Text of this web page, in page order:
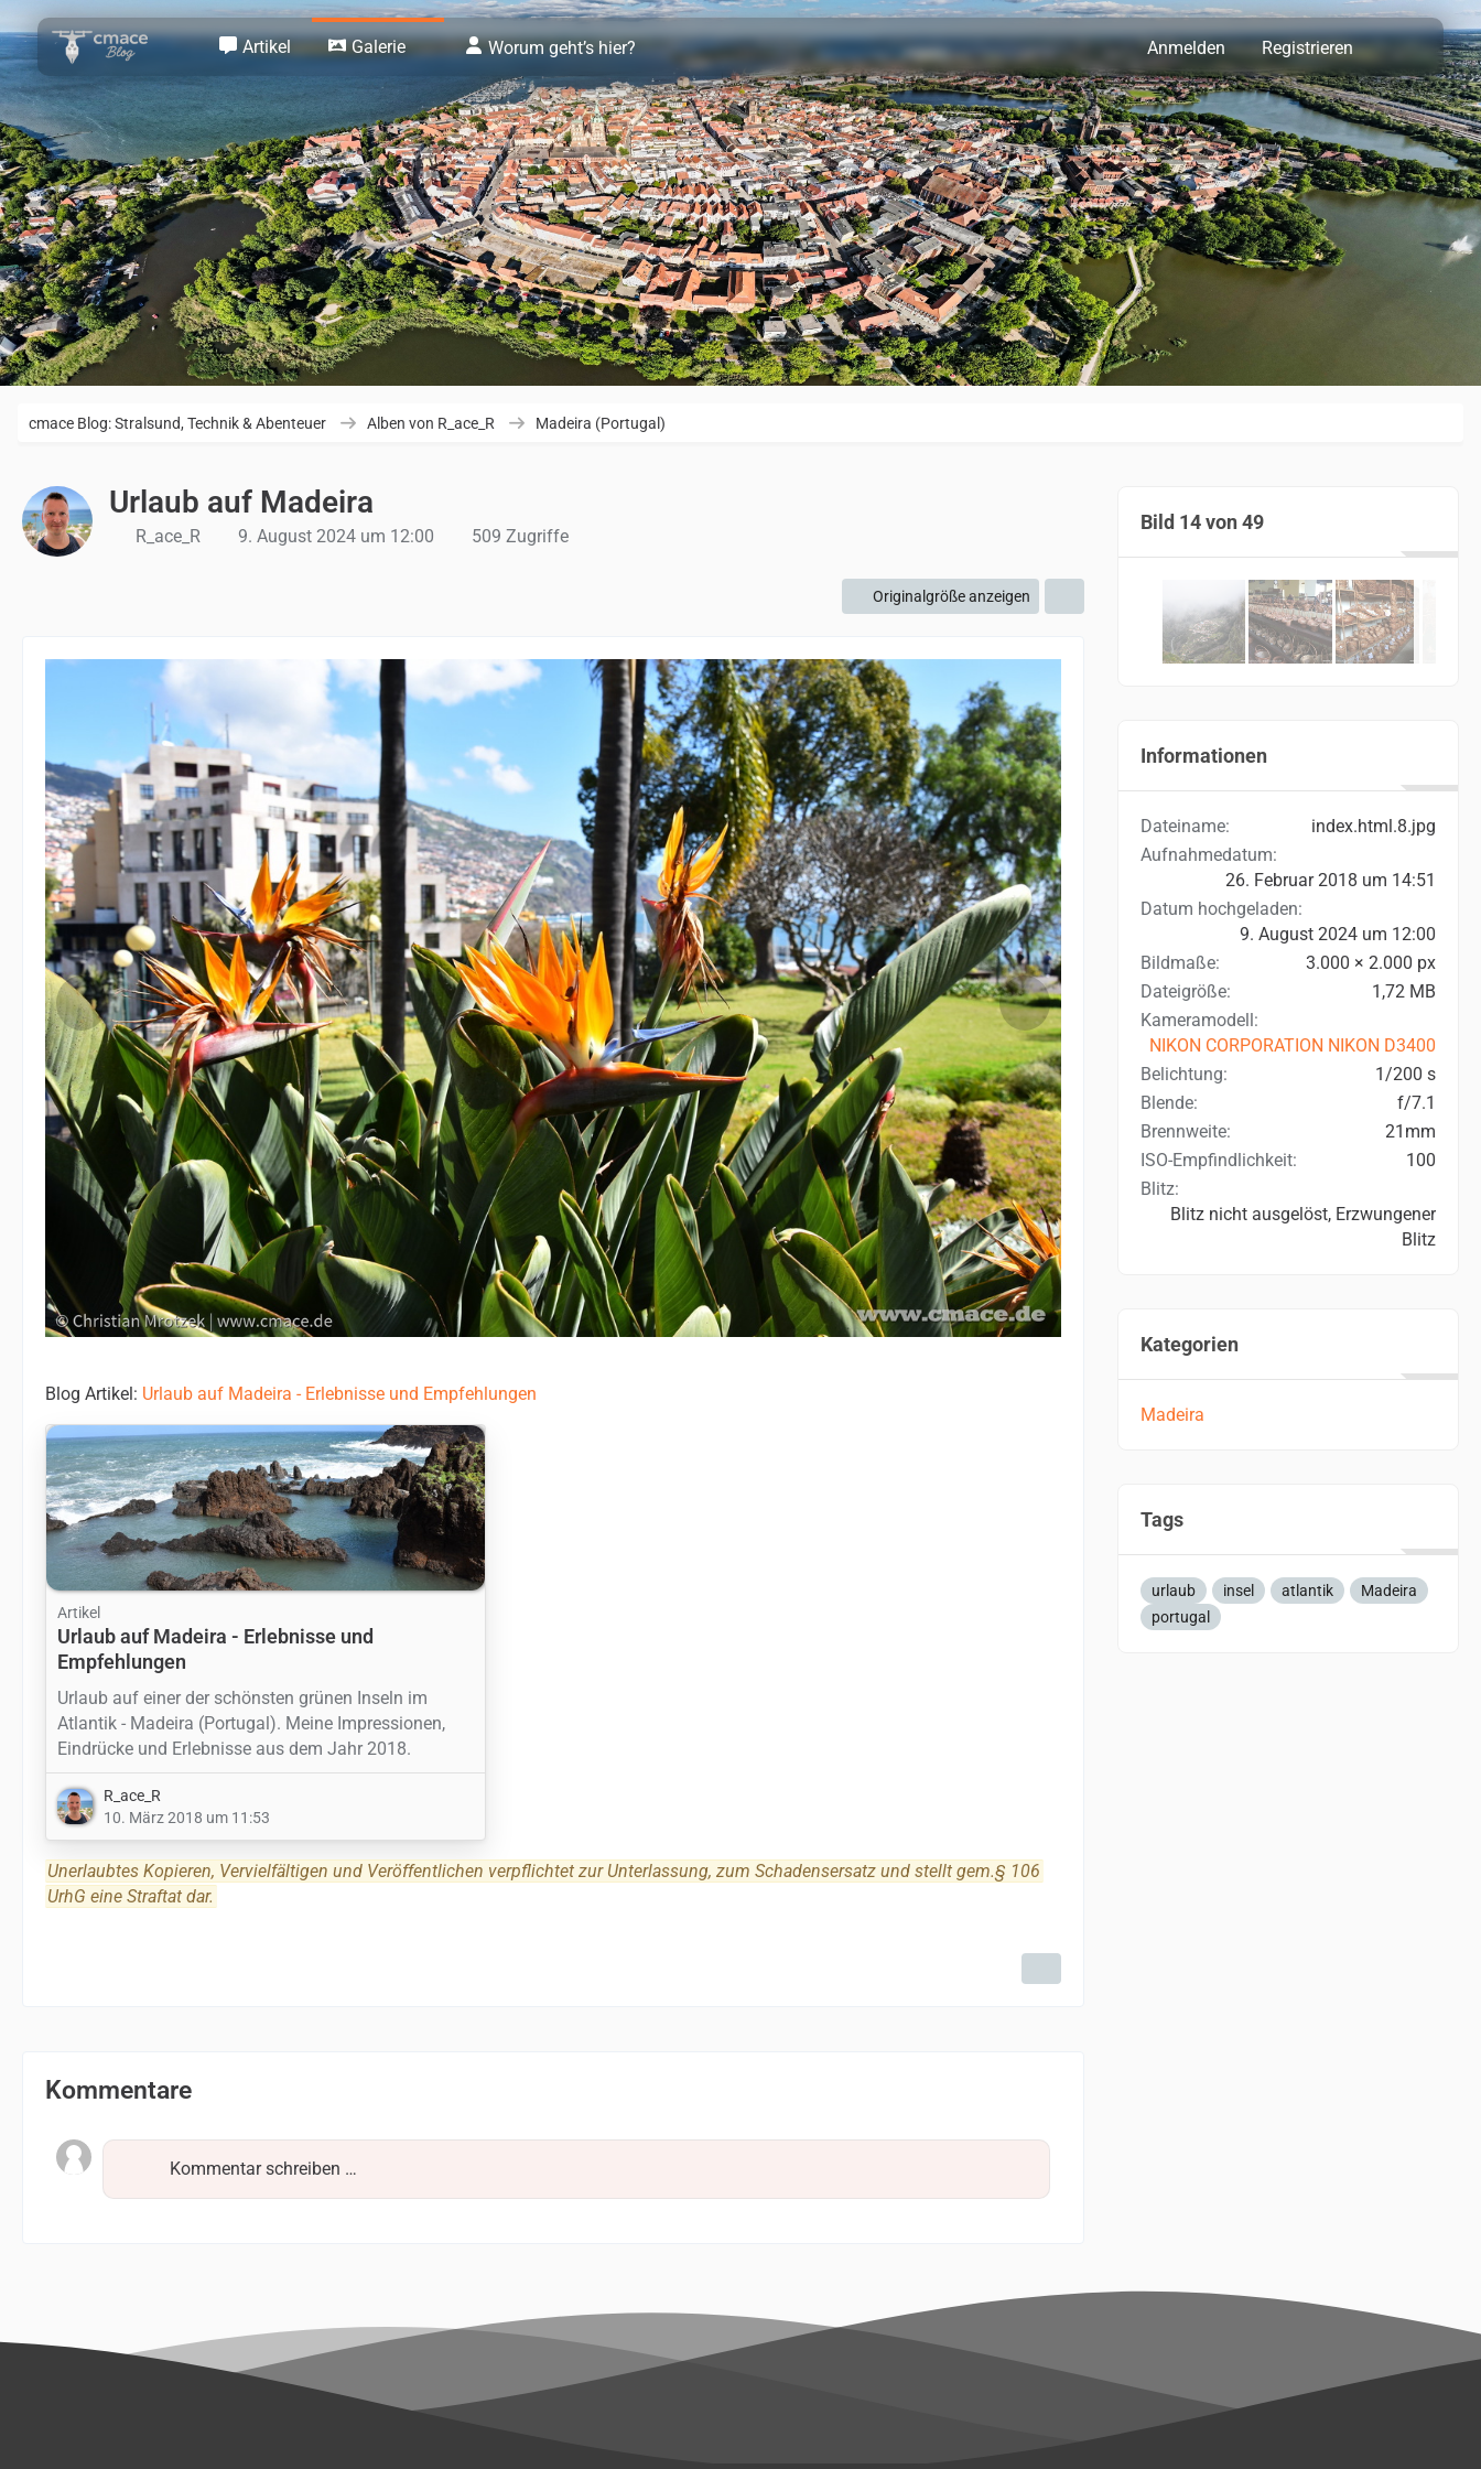
Artikel Galerie Worum geht’s hier? Anmelden Registrieren
cmace Blog: Stralsund, Technik & Abenteuer Alben von R_ace_R Madeira (Portugal)
Urlaub auf Madeira
R_ace_R 9. August 2024 um 12:00 509 Zugriffe
Originalgröße anzeigen
Blog Artikel: Urlaub auf Madeira - Erlebnisse und Empfehlungen
Artikel
Urlaub auf Madeira - Erlebnisse und
Empfehlungen
Urlaub auf einer der schönsten grünen Inseln im
Atlantik - Madeira (Portugal). Meine Impressionen,
Eindrücke und Erlebnisse aus dem Jahr 2018.
R_ace_R
10. März 2018 um 11:53
Unerlaubtes Kopieren, Vervielfältigen und Veröffentlichen verpflichtet zur Unterlassung, zum Schadensersatz und stellt gem.§ 106
UrhG eine Straftat dar.
Kommentare
Kommentar schreiben …
Bild 14 von 49
Informationen
Dateiname
index.html.8.jpg
Aufnahmedatum
26. Februar 2018 um 14:51
Datum hochgeladen
9. August 2024 um 12:00
Bildmaße
3.000 × 2.000 px
Dateigröße
1,72 MB
Kameramodell
NIKON CORPORATION NIKON D3400
Belichtung
1/200 s
Blende
f/7.1
Brennweite
21mm
ISO-Empfindlichkeit
100
Blitz
Blitz nicht ausgelöst, Erzwungener
Blitz
Kategorien
Madeira
Tags
urlaub insel atlantik
Madeira
portugal